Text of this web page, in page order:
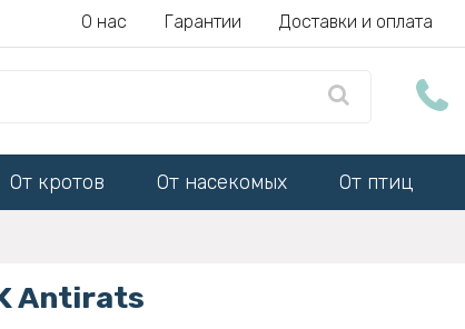
О нас Гарантии Доставки и оплата
От кротов От насекомых От птиц
Antirats